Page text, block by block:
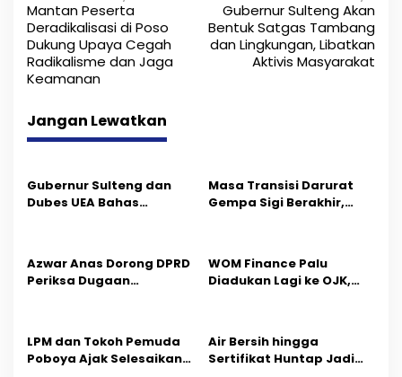
a
v
i
g
a
s
i
o
s
Mantan Peserta
Deradikalisasi di Poso
Dukung Upaya Cegah
Radikalisme dan Jaga
Keamanan
Gubernur Sulteng Akan
Bentuk Satgas Tambang
dan Lingkungan, Libatkan
Aktivis Masyarakat
Jangan Lewatkan
Gubernur Sulteng dan
Dubes UEA Bahas
Masa Transisi Darurat
Gempa Sigi Berakhir,
Azwar Anas Dorong DPRD
Periksa Dugaan
‎WOM Finance Palu
Diadukan Lagi ke OJK,
Dipersoalkan ‎
LPM dan Tokoh Pemuda
Poboya Ajak Selesaikan
Air Bersih hingga
Sertifikat Huntap Jadi